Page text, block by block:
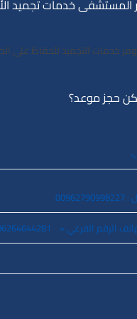
خدمات تجميد
خدمات التجميد للحفاظ على
حجز موعد؟
الفرعي = 0096264644281